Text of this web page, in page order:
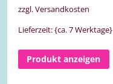
zzgl. Versandkosten
Lieferzeit: {ca. 7 Werktage}
Produkt anzeigen